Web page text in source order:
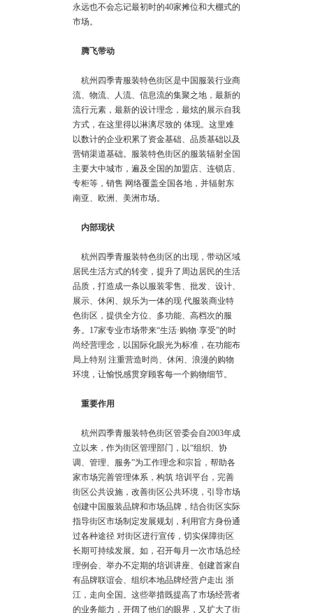
永远也不会忘记最初时的40家摊位和大棚式的
市场。
腾飞带动
杭州四季青服装特色街区是中国服装行业商
流、物流、人流、信息流的集聚之地，最新的
流行元素，最新的设计理念，最炫的展示自我
方式，在这里得以淋漓尽致的 体现。这里难
以数计的企业积累了资金基础、品质基础以及
营销渠道基础。服装特色街区的服装辐射全国
主要大中城市，遍及全国的加盟店、连锁店、
专柜等，销售 网络覆盖全国各地，并辐射东
南亚、欧洲、美洲市场。
内部现状
杭州四季青服装特色街区的出现，带动区域
居民生活方式的转变，提升了周边居民的生活
品质，打造成一条以服装零售、批发、设计、
展示、休闲、娱乐为一体的现 代服装商业特
色街区，提供全方位、多功能、高档次的服
务。17家专业市场带来“生活·购物·享受”的时
尚经营理念，以国际化眼光为标准，在功能布
局上特别 注重营造时尚、休闲、浪漫的购物
环境，让愉悦感贯穿顾客每一个购物细节。
重要作用
杭州四季青服装特色街区管委会自2003年成
立以来，作为街区管理部门，以“组织、协
调、管理、服务”为工作理念和宗旨，帮助各
家市场完善管理体系，构筑 培训平台，完善
街区公共设施，改善街区公共环境，引导市场
创建中国服装品牌和市场品牌，结合街区实际
指导街区市场制定发展规划，利用官方身份通
过各种途径 对街区进行宣传，切实保障街区
长期可持续发展。如，召开每月一次市场总经
理例会、举办不定期的培训讲座、创建首家自
有品牌联谊会、组织本地品牌经营户走出 浙
江，走向全国。这些举措既提高了市场经营者
的业务能力，开阔了他们的眼界，又扩大了街